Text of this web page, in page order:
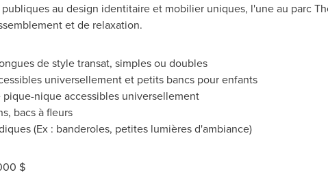
au design identitaire et mobilier uniques, l'une au parc
et de relaxation.
de style transat, simples ou doubles
universellement et petits bancs pour enfants
pique-nique accessibles universellement
bacs à fleurs
(Ex : banderoles, petites lumières d'ambiance)
$